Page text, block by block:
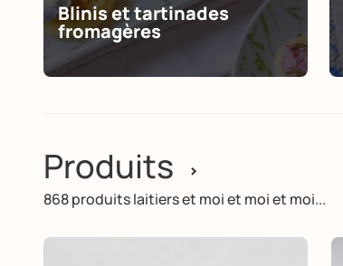
Blinis et tartinades
fromagères
Produits >
868 produits laitiers et moi et moi et moi...